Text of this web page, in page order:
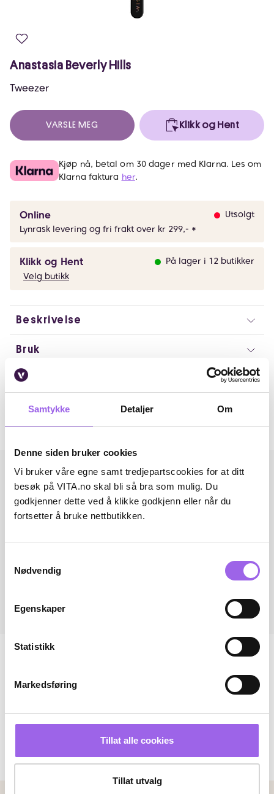
Samtykke Detaljer Om
Denne siden bruker cookies
Vi bruker våre egne samt tredjepartscookies for at ditt
besøk på VITA.no skal bli så bra som mulig. Du
godkjenner dette ved å klikke godkjenn eller når du
fortsetter å bruke nettbutikken.
Nødvendig
Egenskaper
Statistikk
Markedsføring
Tillat alle cookies
Tillat utvalg
Anastasia Beverly Hills
Tweezer
VARSLE MEG Klikk og Hent
Kjøp nå, betal om 30 dager med Klarna. Les om
Klarna faktura her.
Online
Utsolgt
Lynrask levering og fri frakt over kr 299,- *
Klikk og Hent
På lager i 12 butikker
Velg butikk
Beskrivelse
Bruk
Artikkelnummer: 103755
Omtaler
Andre har også kjøpt..